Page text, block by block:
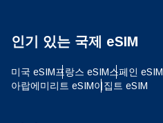
인기 있는 국제 eSIM
미국 eSIM프랑스 eSIM스페인 eSIM
아랍에미리트 eSIM이집트 eSIM